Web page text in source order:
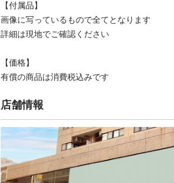
【付属品】
画像に写っているもので全てとなります
詳細は現地でご確認ください
【価格】
有償の商品は消費税込みです
店舗情報